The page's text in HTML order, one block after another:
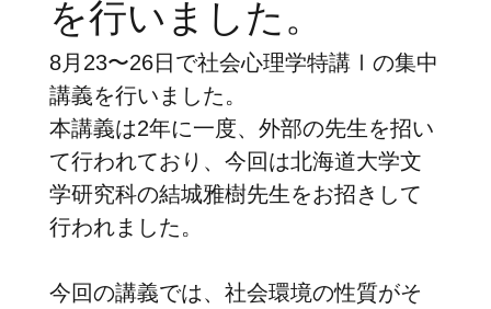
を行いました。
8月23〜26日で社会心理学特講Ⅰの集中
講義を行いました。
本講義は2年に一度、外部の先生を招い
て行われており、今回は北海道大学文
学研究科の結城雅樹先生をお招きして
行われました。
今回の講義では、社会環境の性質がそ